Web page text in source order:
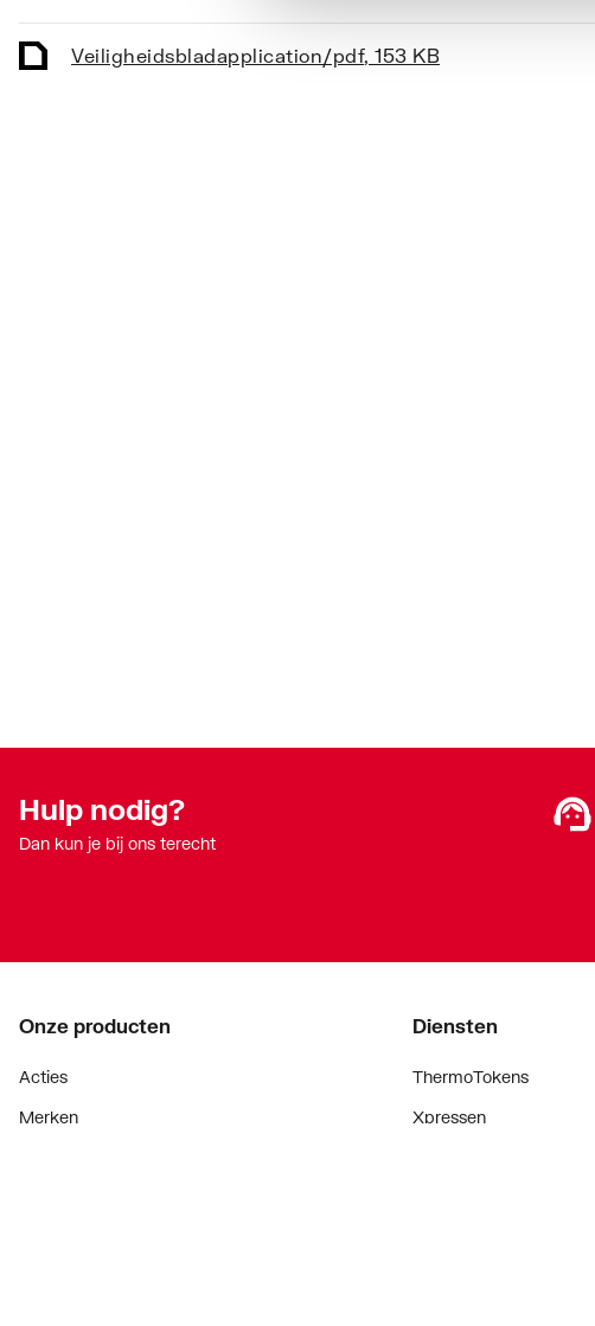
Veiligheidsbladapplication/pdf, 153 KB
Hulp nodig?
Dan kun je bij ons terecht
Onze producten
Acties
Merken
Diensten
ThermoTokens
Xpressen